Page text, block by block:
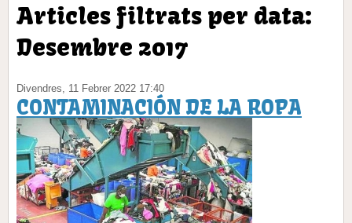
Articles filtrats per data:
Desembre 2017
Divendres, 11 Febrer 2022 17:40
CONTAMINACIÓN DE LA ROPA